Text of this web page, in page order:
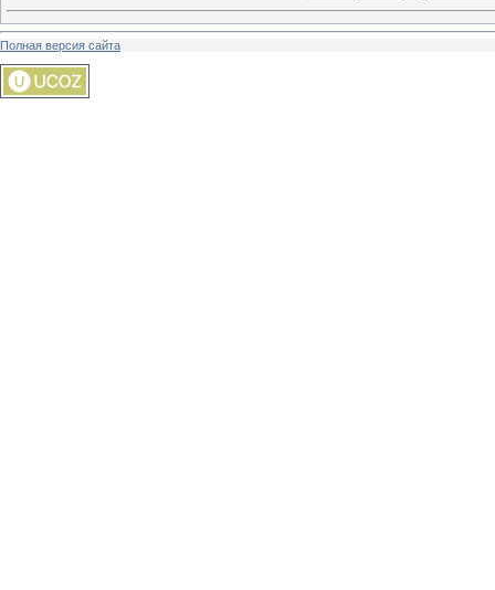
Полная версия сайта